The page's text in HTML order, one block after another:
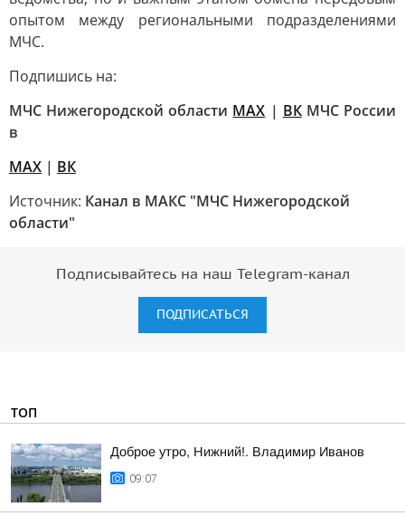
опытом между региональными подразделениями
МЧС.
Подпишись на:
МЧС Нижегородской области MAX | ВКМЧС России
в
MAX | ВК
Источник: Канал в МАКС "МЧС Нижегородской
области"
Подписывайтесь на наш Telegram-канал
ПОДПИСАТЬСЯ
ТОП
Доброе утро, Нижний!. Владимир Иванов
09:07